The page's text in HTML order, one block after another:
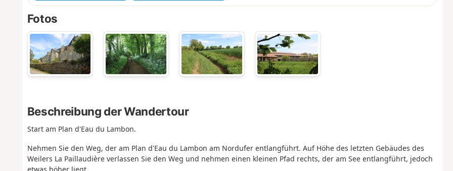
Fotos
Beschreibung der Wandertour
Start am Plan d'Eau du Lambon.
Nehmen Sie den Weg, der am Plan d'Eau du Lambon am Nordufer entlangführt. Auf Höhe des letzten Gebäudes des
Weilers La Paillaudière verlassen Sie den Weg und nehmen einen kleinen Pfad rechts, der am See entlangführt, jedoch